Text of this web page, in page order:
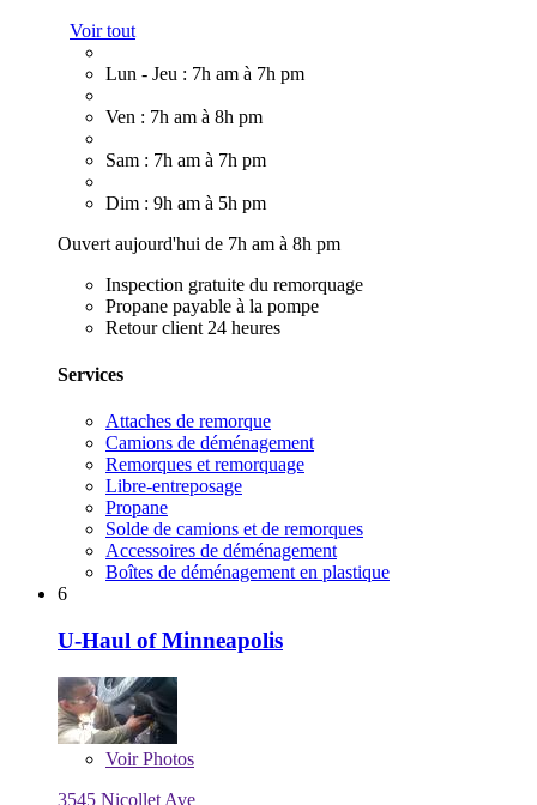
Voir tout
Lun - Jeu : 7h am à 7h pm
Ven : 7h am à 8h pm
Sam : 7h am à 7h pm
Dim : 9h am à 5h pm
Ouvert aujourd'hui de 7h am à 8h pm
Inspection gratuite du remorquage
Propane payable à la pompe
Retour client 24 heures
Services
Attaches de remorque
Camions de déménagement
Remorques et remorquage
Libre-entreposage
Propane
Solde de camions et de remorques
Accessoires de déménagement
Boîtes de déménagement en plastique
6
U-Haul of Minneapolis
VoirPhotos
3545 Nicollet Ave